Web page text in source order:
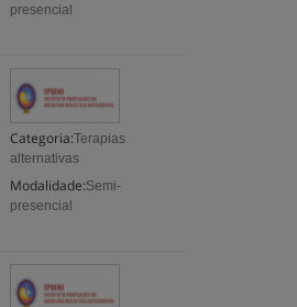
presencial
Categoria:Terapias
alternativas
Modalidade:Semi-
presencial